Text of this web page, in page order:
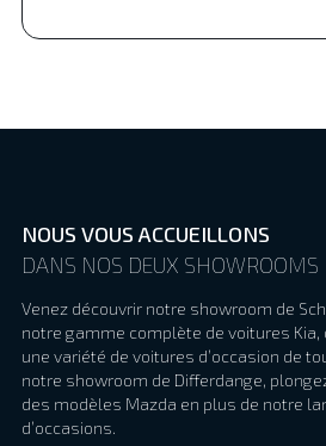
NOUS VOUS ACCUEILLONS
DANS NOS DEUX SHOWROOMS
Venez découvrir notre showroom de
notre gamme complète de voitures
une variété de voitures d’occasion de
notre showroom de Differdange,
des modèles Mazda en plus de notre
d’occasions.